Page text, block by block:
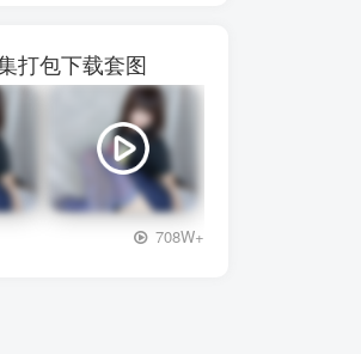
打包下载套图
+3
708W+